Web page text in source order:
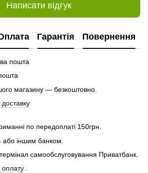
Написати відгук
Гарантія Повернення
пошта
магазину — безкоштовно.
по передоплаті 150грн.
або іншим банком.
самообслуговування Приватбанк.
.